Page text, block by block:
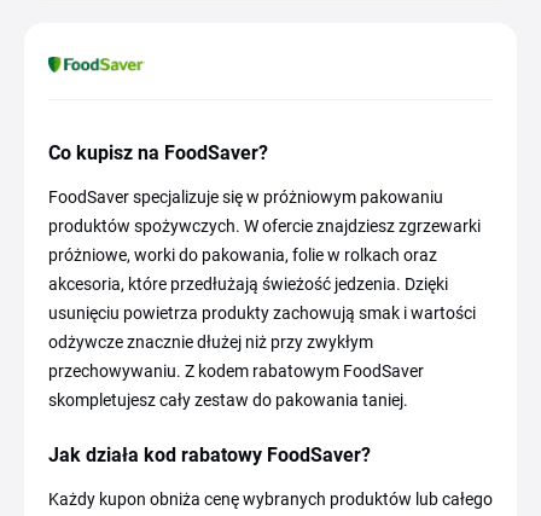
Co kupisz na FoodSaver?
FoodSaver specjalizuje się w próżniowym pakowaniu
produktów spożywczych. W ofercie znajdziesz zgrzewarki
próżniowe, worki do pakowania, folie w rolkach oraz
akcesoria, które przedłużają świeżość jedzenia. Dzięki
usunięciu powietrza produkty zachowują smak i wartości
odżywcze znacznie dłużej niż przy zwykłym
przechowywaniu. Z kodem rabatowym FoodSaver
skompletujesz cały zestaw do pakowania taniej.
Jak działa kod rabatowy FoodSaver?
Każdy kupon obniża cenę wybranych produktów lub całego